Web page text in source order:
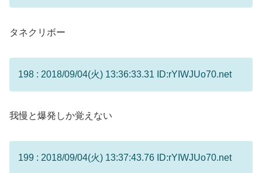
タネクリボー
198 : 2018/09/04(火) 13:36:33.31 ID:rYIWJUo70.net
我慢と爆発しか覚えない
199 : 2018/09/04(火) 13:37:43.76 ID:rYIWJUo70.net